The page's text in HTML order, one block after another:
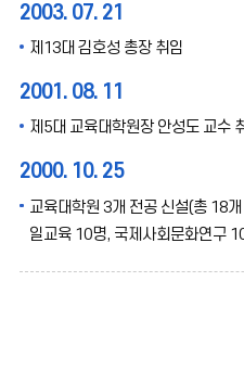
2003. 07. 21
제13대 김호성 총장 취임
2001. 08. 11
제5대 교육대학원장 안성도 교수
2000. 10. 25
교육대학원 3개 전공 신설(총 18
일교육 10명, 국제사회문화연구